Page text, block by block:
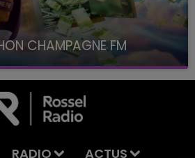
CHAMPAGNE FM
FM, à 8H10
RADIO ACTUS